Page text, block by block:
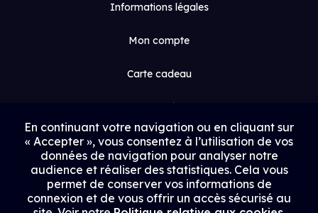
Informations légales
Mon compte
Carte cadeau
Espace médias
Contact
Proposer un film
Rejoindre Uptrack
En continuant votre navigation ou en cliquant sur
« Accepter », vous consentez à l’utilisation de vos
données de navigation pour analyser notre
audience et réaliser des statistiques. Cela vous
permet de conserver vos informations de
connexion et de vous offrir un accès sécurisé au